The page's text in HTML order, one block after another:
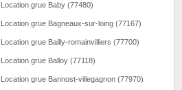
Location grue Baby (77480)
Location grue Bagneaux-sur-loing (77167)
Location grue Bailly-romainvilliers (77700)
Location grue Balloy (77118)
Location grue Bannost-villegagnon (77970)